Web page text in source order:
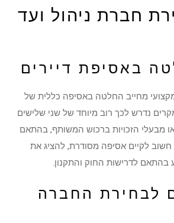
חברת ניהול ועד
באסיפת דיירים
מחייב החלטה באסיפה כללית של
נדרש לכך רוב מיוחד של שני שלישים
מבעלי הזכויות ברכוש המשותף, בהתאם
לקיים אסיפה מסודרת, להציג את
לדרישות החוק והתקנון.
לבחירת החברה